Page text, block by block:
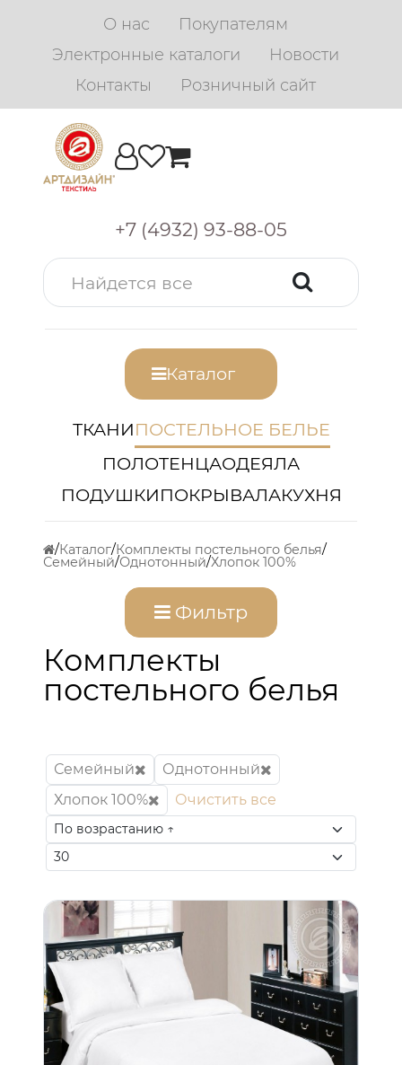
О нас
Покупателям
Электронные каталоги
Новости
Контакты
Розничный сайт
+7 (4932) 93-88-05
Каталог
ТКАНИПОСТЕЛЬНОЕ БЕЛЬЕ
ПОЛОТЕНЦАОДЕЯЛА
ПОДУШКИПОКРЫВАЛАКУХНЯ
Каталог Комплекты постельного белья
Семейный Однотонный Хлопок 100%
Фильтр
Комплекты
постельного белья
Семейный
Однотонный
Хлопок 100%
Очистить все